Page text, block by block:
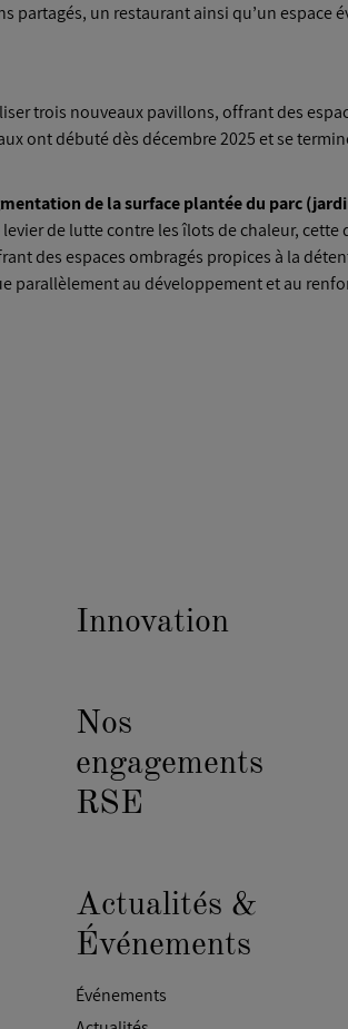
partagés, un restaurant ainsi qu’un espace
trois nouveaux pavillons, offrant des
ont débuté dès décembre 2025 et se
de la surface plantée du parc
de lutte contre les îlots de chaleur, cette
des espaces ombragés propices à la
parallèlement au développement et au
Innovation
Nos
engagements
RSE
Actualités &
Événements
Événements